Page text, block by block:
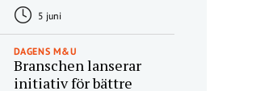
5 juni
DAGENS M&U
Branschen lanserar
initiativ för bättre